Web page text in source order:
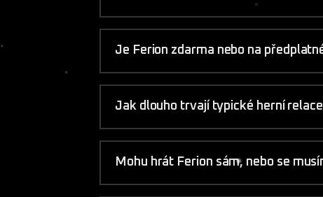
Je Ferion zdarma nebo na
Jak dlouho trvají typické herní
Mohu hrát Ferion sám, nebo se